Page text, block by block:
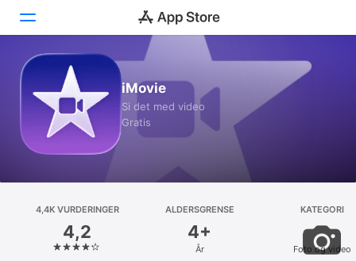
I dag
Spill
Arcade
Søk
Plattform
iMovie
Si det med video
Gratis
4,4K VURDERINGER
4,2
ALDERSGRENSE
4+
År
KATEGORI
Foto og video